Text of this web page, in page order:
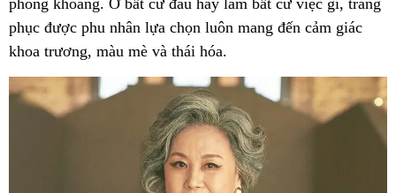
phóng khoáng. Ở bất cứ đâu hay làm bất cứ việc gì, trang
phục được phu nhân lựa chọn luôn mang đến cảm giác
khoa trương, màu mè và thái hóa.